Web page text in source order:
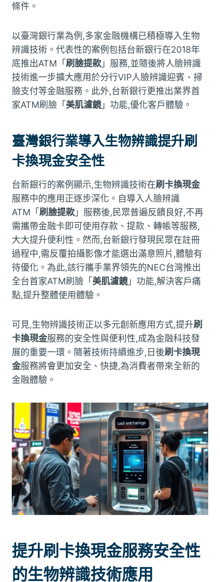
條件。
以臺灣銀行業為例,多家金融機構已積極導入生物
辨識技術。代表性的案例包括台新銀行在2018年
底推出ATM「刷臉提款 」服務,並隨後將人臉辨識
技術進一步擴大應用於分行VIP人臉辨識迎賓、掃
臉支付等金融服務。此外,台新銀行更推出業界首
家ATM刷臉「美肌濾鏡 」功能,優化客戶體驗。
臺灣銀行業導入生物辨識提升刷
卡換現金安全性
台新銀行的案例顯示,生物辨識技術在刷卡換現金
服務中的應用正逐步深化。自導入人臉辨識
ATM「刷臉提款 」服務後,民眾普遍反饋良好,不再
需攜帶金融卡即可使用存款、提款、轉帳等服務,
大大提升便利性。然而,台新銀行發現民眾在註冊
過程中,需反覆拍攝影像才能選出滿意照片,體驗有
待優化。為此,該行攜手業界領先的NEC台灣推出
全台首家ATM刷臉「美肌濾鏡 」功能,解決客戶痛
點,提升整體使用體驗。
可見,生物辨識技術正以多元創新應用方式,提升刷
卡換現金服務的安全性與便利性,成為金融科技發
展的重要一環。隨著技術持續進步,日後刷卡換現
金服務將會更加安全、快捷,為消費者帶來全新的
金融體驗。
提升刷卡換現金服務安全性
的生物辨識技術應用